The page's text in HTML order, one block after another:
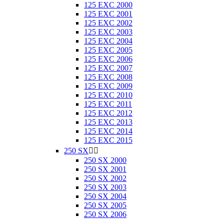
125 EXC 2000
125 EXC 2001
125 EXC 2002
125 EXC 2003
125 EXC 2004
125 EXC 2005
125 EXC 2006
125 EXC 2007
125 EXC 2008
125 EXC 2009
125 EXC 2010
125 EXC 2011
125 EXC 2012
125 EXC 2013
125 EXC 2014
125 EXC 2015
250 SX 
250 SX 2000
250 SX 2001
250 SX 2002
250 SX 2003
250 SX 2004
250 SX 2005
250 SX 2006